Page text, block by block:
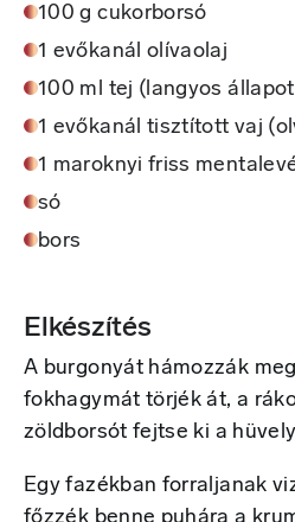
100 g cukorborsó
1 evőkanál olívaolaj
100 ml tej (langyos
1 evőkanál tisztított vaj
1 maroknyi friss
só
bors
Elkészítés
A burgonyát hámozzák
fokhagymát törjék át, a
zöldborsót fejtse ki a
Egy fazékban forraljanak